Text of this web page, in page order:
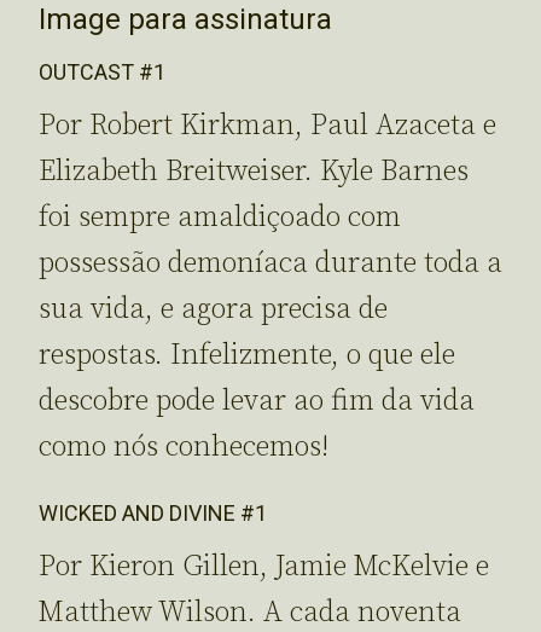
Image para assinatura
OUTCAST #1
Por Robert Kirkman, Paul Azaceta e
Elizabeth Breitweiser. Kyle Barnes
foi sempre amaldiçoado com
possessão demoníaca durante toda a
sua vida, e agora precisa de
respostas. Infelizmente, o que ele
descobre pode levar ao fim da vida
como nós conhecemos!
WICKED AND DIVINE #1
Por Kieron Gillen, Jamie McKelvie e
Matthew Wilson. A cada noventa